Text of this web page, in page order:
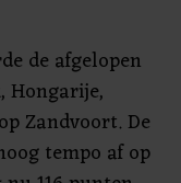
de afgelopen
Hongarije,
Zandvoort. De
tempo af op